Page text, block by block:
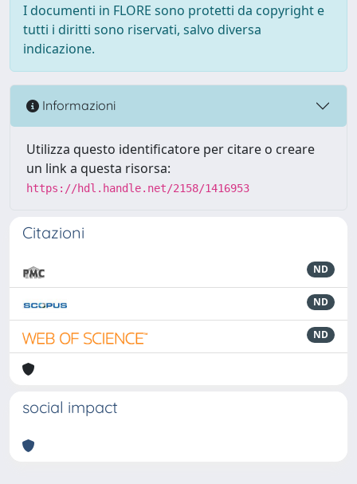
I documenti in FLORE sono protetti da copyright e
tutti i diritti sono riservati, salvo diversa
indicazione.
Informazioni
Utilizza questo identificatore per citare o creare
un link a questa risorsa:
https://hdl.handle.net/2158/1416953
Citazioni
ND
ND
ND
social impact